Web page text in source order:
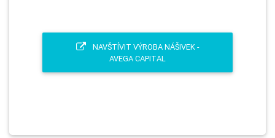
NAVŠTÍVIT VÝROBA NÁŠIVEK -
AVEGA CAPITAL